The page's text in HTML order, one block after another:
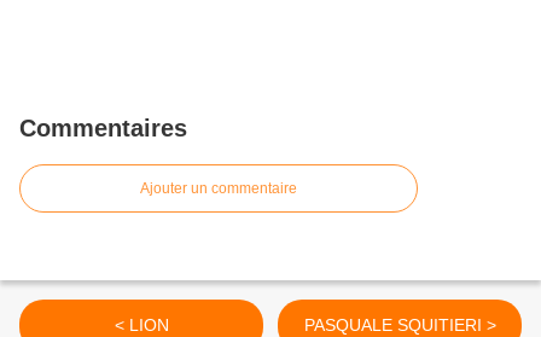
Commentaires
Ajouter un commentaire
< LION PASQUALE SQUITIERI >